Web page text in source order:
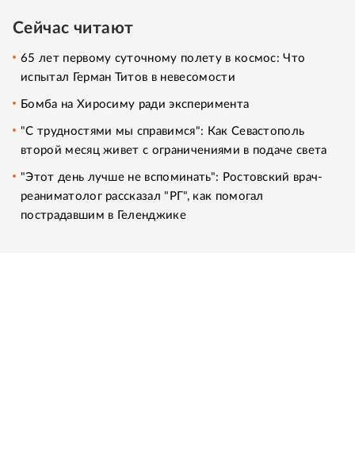
Сейчас читают
65 лет первому суточному полету в космос: Что
испытал Герман Титов в невесомости
Бомба на Хиросиму ради эксперимента
"С трудностями мы справимся": Как Севастополь
второй месяц живет с ограничениями в подаче света
"Этот день лучше не вспоминать": Ростовский врач-
реаниматолог рассказал "РГ", как помогал
пострадавшим в Геленджике